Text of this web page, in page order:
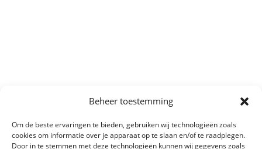
Beheer toestemming
Om de beste ervaringen te bieden, gebruiken wij technologieën zoals
cookies om informatie over je apparaat op te slaan en/of te raadplegen.
Door in te stemmen met deze technologieën kunnen wij gegevens zoals